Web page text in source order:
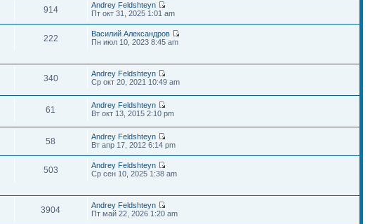
914
Andrey Feldshteyn
Пт окт 31, 2025 1:01 am
222
Василий Александров
Пн июл 10, 2023 8:45 am
340
Andrey Feldshteyn
Ср окт 20, 2021 10:49 am
61
Andrey Feldshteyn
Вт окт 13, 2015 2:10 pm
58
Andrey Feldshteyn
Вт апр 17, 2012 6:14 pm
503
Andrey Feldshteyn
Ср сен 10, 2025 1:38 am
3904
Andrey Feldshteyn
Пт май 22, 2026 1:20 am